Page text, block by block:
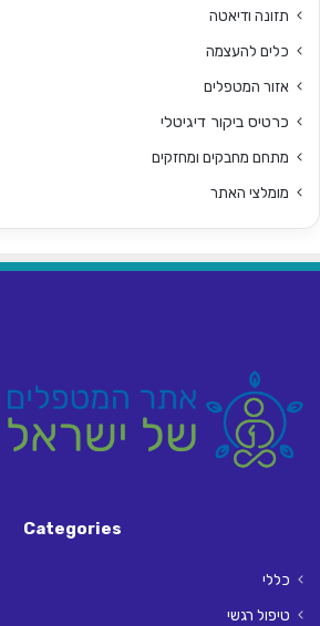
תזונה ודיאטה
כלים להעצמה
אזור המטפלים
כרטיס ביקור דיגיטלי
מתחם מחבקים ומחזקים
מומלצי האתר
Categories
כללי
טיפול רגשי